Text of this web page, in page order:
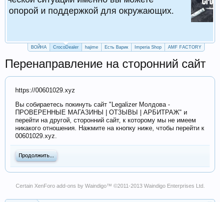
для окружающих.
ВОЙНА CrocoDealer hajime Есть Варик Imperia Shop AMF FACTORY
Перенаправление на сторонний сайт
https://00601029.xyz
Вы собираетесь покинуть сайт "Legalizer Молдова -
ПРОВЕРЕННЫЕ МАГАЗИНЫ | ОТЗЫВЫ | АРБИТРАЖ" и
перейти на другой, сторонний сайт, к которому мы не имеем
никакого отношения. Нажмите на кнопку ниже, чтобы перейти к
00601029.xyz.
Продолжить...
Certain XenForo add-ons by Waindigo™ ©2011-2013 Waindigo Enterprises Ltd.